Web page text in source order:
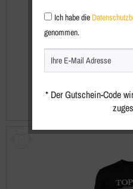
Top Gun®
Ich habe die
genommen.
* Der Gutschein-Code